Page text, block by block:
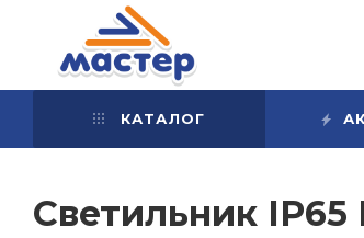
КАТАЛОГ
Светильник